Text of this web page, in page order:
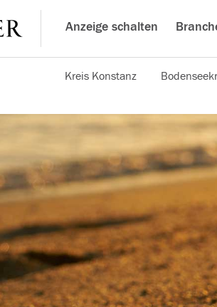
Anzeige schalten
Kreis Konstanz